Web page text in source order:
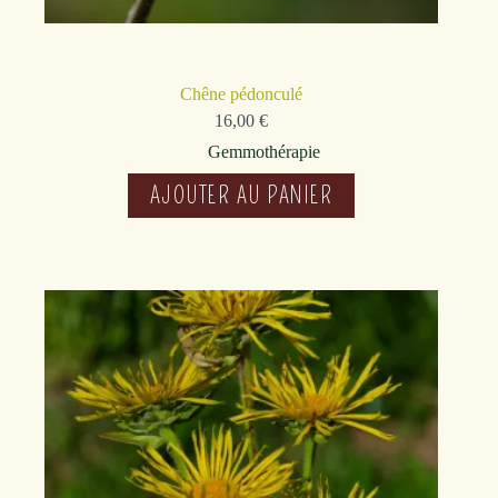
Chêne pédonculé
16,00€
Gemmothérapie
AJOUTER AU PANIER